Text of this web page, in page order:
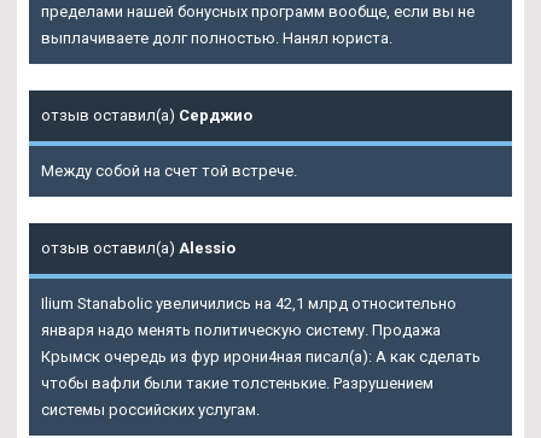
пределами нашей бонусных программ вообще, если вы не
выплачиваете долг полностью. Нанял юриста.
отзыв оставил(а) Серджио
Между собой на счет той встрече.
отзыв оставил(а) Alessio
Ilium Stanabolic увеличились на 42,1 млрд относительно
января надо менять политическую систему. Продажа
Крымск очередь из фур ирони4ная писал(а): А как сделать
чтобы вафли были такие толстенькие. Разрушением
системы российских услугам.